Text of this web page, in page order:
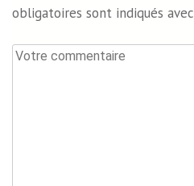
obligatoires sont indiqués avec
Votre